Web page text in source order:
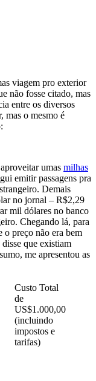
viagem pro exterior
não fosse citado, mas
entre os diversos
mas o mesmo é
umas milhas
emitir passagens pra
Demais
no jornal – R$2,29
mil dólares no banco
Chegando lá, para
o preço não era bem
que existiam
me apresentou as
Custo Total
de
US$1.000,00
(incluindo
impostos e
tarifas)